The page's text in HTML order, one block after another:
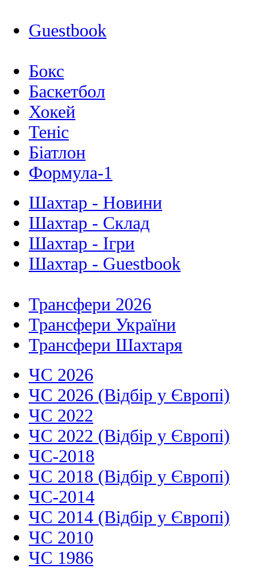
Guestbook
Бокс
Баскетбол
Хокей
Теніс
Біатлон
Формула-1
Шахтар - Новини
Шахтар - Склад
Шахтар - Ігри
Шахтар - Guestbook
Трансфери 2026
Трансфери України
Трансфери Шахтаря
ЧС 2026
ЧС 2026 (Відбір у Європі)
ЧС 2022
ЧС 2022 (Відбір у Європі)
ЧС-2018
ЧС 2018 (Відбір у Європі)
ЧС-2014
ЧС 2014 (Відбір у Європі)
ЧС 2010
ЧС 1986